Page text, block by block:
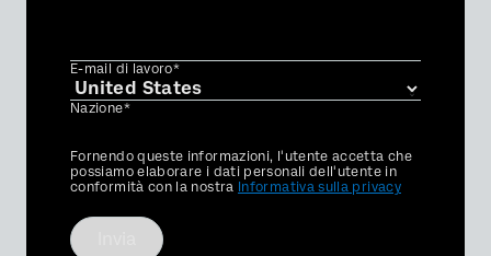
E-mail di lavoro*
Nazione*
Privacy
Optin
Fornendo queste informazioni, l'utente accetta che
possiamo elaborare i dati personali dell'utente in
conformità con la nostra Informativa sulla privacy